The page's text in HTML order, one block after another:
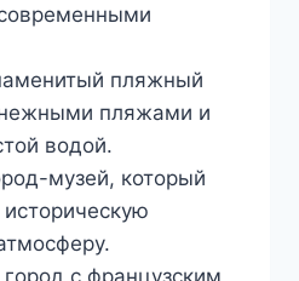
пляжный
пляжами и
водой.
музей, который